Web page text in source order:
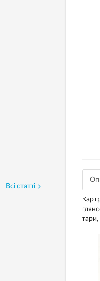
тари,
Всі статті